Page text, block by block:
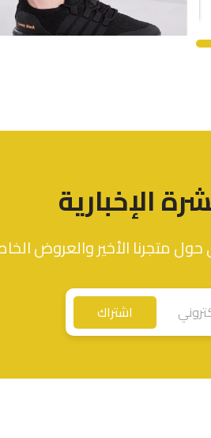
ر.س104.16
الإخبارية
حول متجرنا الأخير والعروض
اشتراك